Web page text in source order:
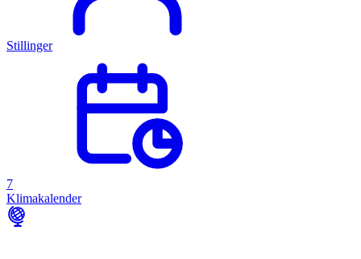
Stillinger
7
Klimakalender